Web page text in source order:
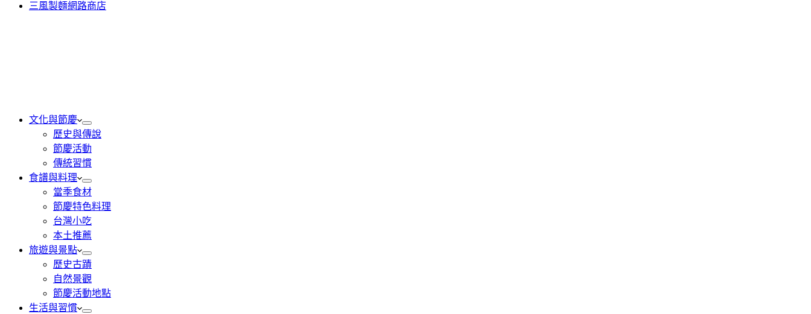
三風製麵網路商店
文化與節慶
歷史與傳說
節慶活動
傳統習慣
食譜與料理
當季食材
節慶特色料理
台灣小吃
本土推薦
旅遊與景點
歷史古蹟
自然景觀
節慶活動地點
生活與習慣